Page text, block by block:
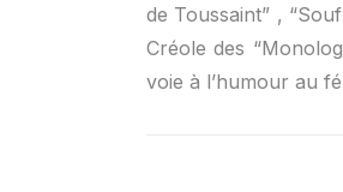
de Toussaint” ,
Créole des
voie à l’humour au